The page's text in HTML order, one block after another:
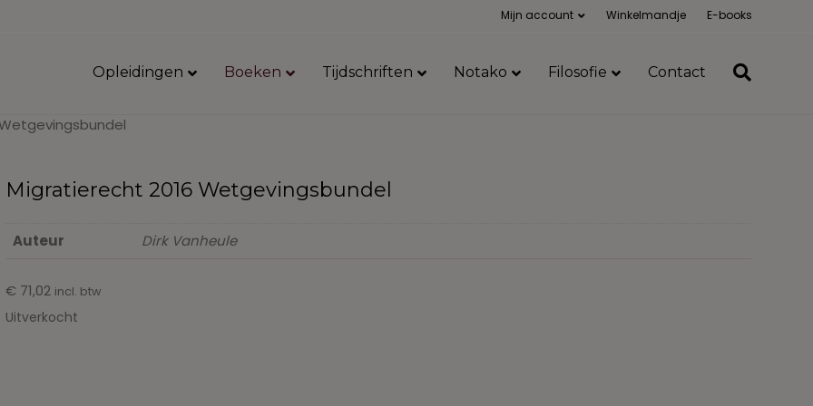
Mijn account Winkelmandje E-books
Opleidingen Boeken Tijdschriften Notako Filosofie Contact
Migratierecht 2016 Wetgevingsbundel
Auteur Dirk Vanheule
€ 71,02 incl. btw
Uitverkocht